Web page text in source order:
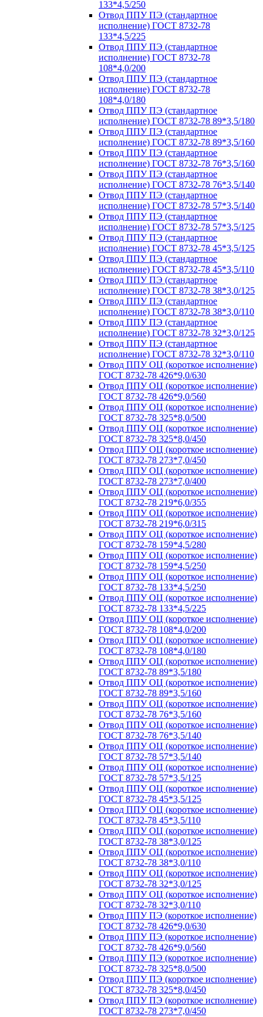
133*4,5/250
Отвод ППУ ПЭ (стандартное
исполнение) ГОСТ 8732-78
133*4,5/225
Отвод ППУ ПЭ (стандартное
исполнение) ГОСТ 8732-78
108*4,0/200
Отвод ППУ ПЭ (стандартное
исполнение) ГОСТ 8732-78
108*4,0/180
Отвод ППУ ПЭ (стандартное
исполнение) ГОСТ 8732-78 89*3,5/180
Отвод ППУ ПЭ (стандартное
исполнение) ГОСТ 8732-78 89*3,5/160
Отвод ППУ ПЭ (стандартное
исполнение) ГОСТ 8732-78 76*3,5/160
Отвод ППУ ПЭ (стандартное
исполнение) ГОСТ 8732-78 76*3,5/140
Отвод ППУ ПЭ (стандартное
исполнение) ГОСТ 8732-78 57*3,5/140
Отвод ППУ ПЭ (стандартное
исполнение) ГОСТ 8732-78 57*3,5/125
Отвод ППУ ПЭ (стандартное
исполнение) ГОСТ 8732-78 45*3,5/125
Отвод ППУ ПЭ (стандартное
исполнение) ГОСТ 8732-78 45*3,5/110
Отвод ППУ ПЭ (стандартное
исполнение) ГОСТ 8732-78 38*3,0/125
Отвод ППУ ПЭ (стандартное
исполнение) ГОСТ 8732-78 38*3,0/110
Отвод ППУ ПЭ (стандартное
исполнение) ГОСТ 8732-78 32*3,0/125
Отвод ППУ ПЭ (стандартное
исполнение) ГОСТ 8732-78 32*3,0/110
Отвод ППУ ОЦ (короткое исполнение)
ГОСТ 8732-78 426*9,0/630
Отвод ППУ ОЦ (короткое исполнение)
ГОСТ 8732-78 426*9,0/560
Отвод ППУ ОЦ (короткое исполнение)
ГОСТ 8732-78 325*8,0/500
Отвод ППУ ОЦ (короткое исполнение)
ГОСТ 8732-78 325*8,0/450
Отвод ППУ ОЦ (короткое исполнение)
ГОСТ 8732-78 273*7,0/450
Отвод ППУ ОЦ (короткое исполнение)
ГОСТ 8732-78 273*7,0/400
Отвод ППУ ОЦ (короткое исполнение)
ГОСТ 8732-78 219*6,0/355
Отвод ППУ ОЦ (короткое исполнение)
ГОСТ 8732-78 219*6,0/315
Отвод ППУ ОЦ (короткое исполнение)
ГОСТ 8732-78 159*4,5/280
Отвод ППУ ОЦ (короткое исполнение)
ГОСТ 8732-78 159*4,5/250
Отвод ППУ ОЦ (короткое исполнение)
ГОСТ 8732-78 133*4,5/250
Отвод ППУ ОЦ (короткое исполнение)
ГОСТ 8732-78 133*4,5/225
Отвод ППУ ОЦ (короткое исполнение)
ГОСТ 8732-78 108*4,0/200
Отвод ППУ ОЦ (короткое исполнение)
ГОСТ 8732-78 108*4,0/180
Отвод ППУ ОЦ (короткое исполнение)
ГОСТ 8732-78 89*3,5/180
Отвод ППУ ОЦ (короткое исполнение)
ГОСТ 8732-78 89*3,5/160
Отвод ППУ ОЦ (короткое исполнение)
ГОСТ 8732-78 76*3,5/160
Отвод ППУ ОЦ (короткое исполнение)
ГОСТ 8732-78 76*3,5/140
Отвод ППУ ОЦ (короткое исполнение)
ГОСТ 8732-78 57*3,5/140
Отвод ППУ ОЦ (короткое исполнение)
ГОСТ 8732-78 57*3,5/125
Отвод ППУ ОЦ (короткое исполнение)
ГОСТ 8732-78 45*3,5/125
Отвод ППУ ОЦ (короткое исполнение)
ГОСТ 8732-78 45*3,5/110
Отвод ППУ ОЦ (короткое исполнение)
ГОСТ 8732-78 38*3,0/125
Отвод ППУ ОЦ (короткое исполнение)
ГОСТ 8732-78 38*3,0/110
Отвод ППУ ОЦ (короткое исполнение)
ГОСТ 8732-78 32*3,0/125
Отвод ППУ ОЦ (короткое исполнение)
ГОСТ 8732-78 32*3,0/110
Отвод ППУ ПЭ (короткое исполнение)
ГОСТ 8732-78 426*9,0/630
Отвод ППУ ПЭ (короткое исполнение)
ГОСТ 8732-78 426*9,0/560
Отвод ППУ ПЭ (короткое исполнение)
ГОСТ 8732-78 325*8,0/500
Отвод ППУ ПЭ (короткое исполнение)
ГОСТ 8732-78 325*8,0/450
Отвод ППУ ПЭ (короткое исполнение)
ГОСТ 8732-78 273*7,0/450